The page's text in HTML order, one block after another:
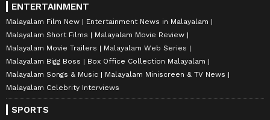
ENTERTAINMENT
Malayalam Film New
Entertainment News in Malayalam
Malayalam Short Films
Malayalam Movie Review
Malayalam Movie Trailers
Malayalam Web Series
Malayalam Bigg Boss
Box Office Collection Malayalam
Malayalam Songs & Music
Malayalam Miniscreen & TV News
Malayalam Celebrity Interviews
SPORTS